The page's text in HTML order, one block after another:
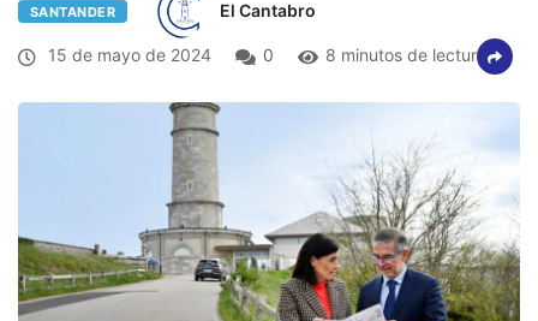
SANTANDER El Cantabro
15 de mayo de 2024 0 8 minutos de lectura